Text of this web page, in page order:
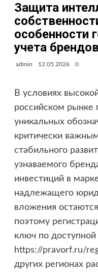
Защита
особенности
учета
admin 12.05.2026 0
В условиях
российском рынке
уникальных
критически
стабильного
узнаваемого
инвестиций в
надлежащего
вложения
поэтому
ключ по
https://pravorf.ru/
других регионах